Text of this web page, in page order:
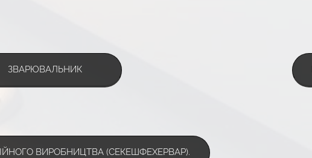
ЗВАРЮВАЛЬНИК
ВИРОБНИЦТВА (СЕКЕШФЕХЕРВАР).